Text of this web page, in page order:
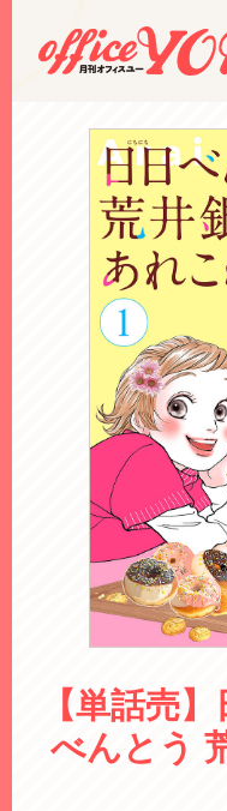
【単話売
べんとう